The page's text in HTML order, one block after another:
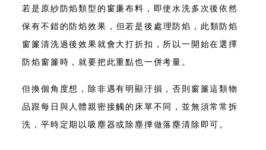
若是原紗防焰類型的窗廉布料，即使水洗多次後依然
保有不錯的防焰效果， 但若是後處理防焰，此類防焰
窗簾清洗過後效果就會大打折扣 ，所以一開始在選擇
防焰窗簾時，就要把此重點也一併考量。
但換個角度想，除非遇有明顯汙損，否則窗簾這類物
品跟每日與人體親密接觸的床單不同，並無須常常拆
洗，平時定期以吸塵器或除塵撢做落塵清除即可。